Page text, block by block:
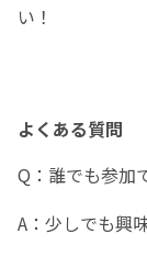
い！
よくある質問
Q：誰でも参加
A：少しでも興